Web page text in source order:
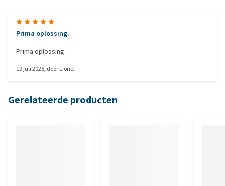
Prima oplossing.
Prima oplossing.
19 juli 2025, doorLionel
Gerelateerde producten